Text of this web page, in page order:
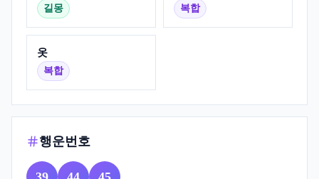
길몽 복합
옷
복합
행운번호